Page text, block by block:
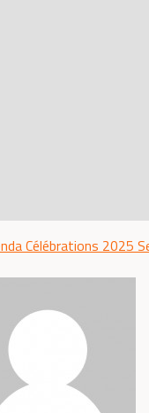
Célébrations 2025